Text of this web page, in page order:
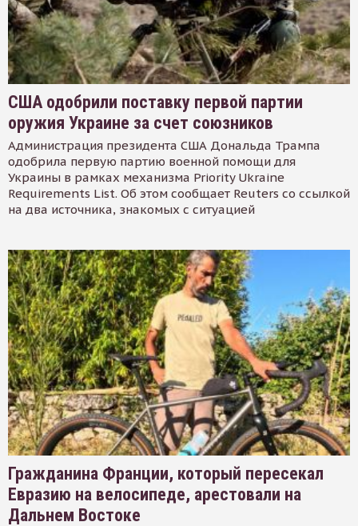
США одобрили поставку первой партии
оружия Украине за счет союзников
Администрация президента США Дональда Трампа
одобрила первую партию военной помощи для
Украины в рамках механизма Priority Ukraine
Requirements List. Об этом сообщает Reuters со ссылкой
на два источника, знакомых с ситуацией
Гражданина Франции, который пересекал
Евразию на велосипеде, арестовали на
Дальнем Востоке